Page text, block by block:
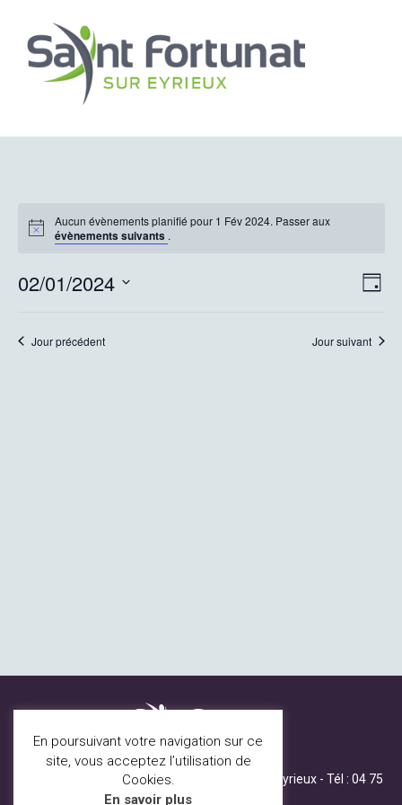
Aucun évènements planifié pour 1 Fév 2024. Passer aux
évènements suivants .
Jour
02/01/2024
date.Jour précédent Jour suivant
80 B, allée de la mairie, 07360 St Fortunat sur Eyrieux - Tél : 04 75
65 23 96-Mentions légales
En poursuivant votre navigation sur ce
site, vous acceptez l’utilisation de
Cookies.
En savoir plus